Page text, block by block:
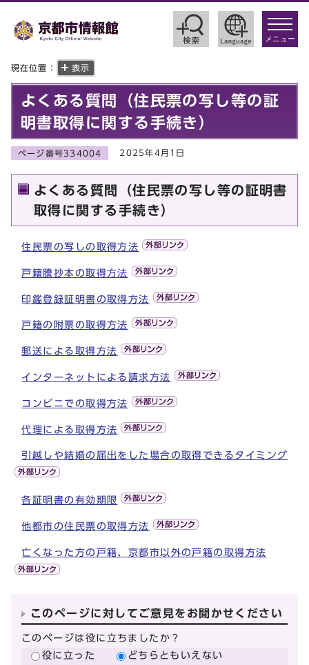
toggle
メニュー
現在位置： 表示
よくある質問（住民票の写し等の証
明書取得に関する手続き）
ページ番号334004 2025年4月1日
よくある質問（住民票の写し等の証明書
取得に関する手続き）
住民票の写しの取得方法
戸籍謄抄本の取得方法
印鑑登録証明書の取得方法
戸籍の附票の取得方法
郵送による取得方法
インターネットによる請求方法
コンビニでの取得方法
代理による取得方法
引越しや結婚の届出をした場合の取得できるタイミング
各証明書の有効期限
他都市の住民票の取得方法
亡くなった方の戸籍、京都市以外の戸籍の取得方法
このページに対してご意見をお聞かせください
このページは役に立ちましたか？
役に立った
どちらともいえない